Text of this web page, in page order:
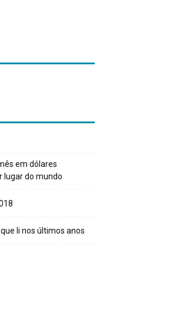
em dólares
lugar do mundo
li nos últimos anos